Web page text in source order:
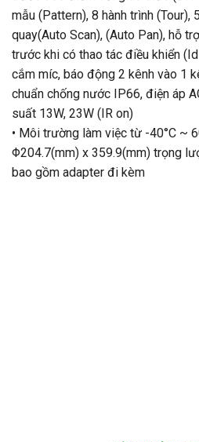
mẫu (Pattern), 8 hành trình
quay(Auto Scan), (Auto Pan), hỗ
trước khi có thao tác điều khiển
cắm míc, báo động 2 kênh vào 1
chuẩn chống nước IP66, điện áp
suất 13W, 23W (IR on)
• Môi trường làm việc từ -40°C ~
Φ204.7(mm) x 359.9(mm) trọng
bao gồm adapter đi kèm